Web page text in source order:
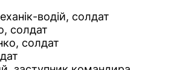
водій, солдат
солдат
солдат